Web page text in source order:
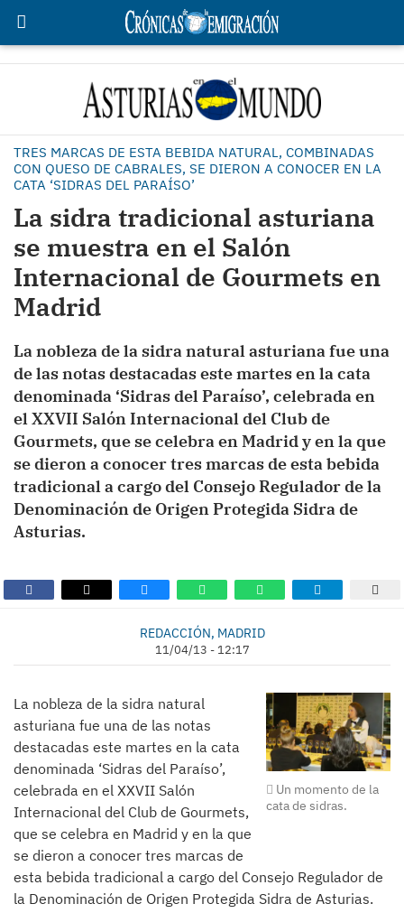
TRES MARCAS DE ESTA BEBIDA NATURAL, COMBINADAS
CON QUESO DE CABRALES, SE DIERON A CONOCER EN LA
CATA ‘SIDRAS DEL PARAÍSO’
La sidra tradicional asturiana
se muestra en el Salón
Internacional de Gourmets en
Madrid
La nobleza de la sidra natural asturiana fue una
de las notas destacadas este martes en la cata
denominada ‘Sidras del Paraíso’, celebrada en
el XXVII Salón Internacional del Club de
Gourmets, que se celebra en Madrid y en la que
se dieron a conocer tres marcas de esta bebida
tradicional a cargo del Consejo Regulador de la
Denominación de Origen Protegida Sidra de
Asturias.
REDACCIÓN, MADRID
11/04/13 - 12:17
Un momento de la
cata de sidras.
La nobleza de la sidra natural
asturiana fue una de las notas
destacadas este martes en la cata
denominada ‘Sidras del Paraíso’,
celebrada en el XXVII Salón
Internacional del Club de Gourmets,
que se celebra en Madrid y en la que
se dieron a conocer tres marcas de
esta bebida tradicional a cargo del Consejo Regulador de
la Denominación de Origen Protegida Sidra de Asturias.